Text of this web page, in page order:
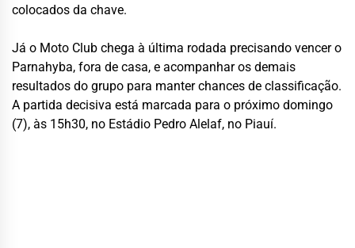
colocados da chave.
Já o Moto Club chega à última rodada precisando vencer o
Parnahyba, fora de casa, e acompanhar os demais
resultados do grupo para manter chances de classificação.
A partida decisiva está marcada para o próximo domingo
(7), às 15h30, no Estádio Pedro Alelaf, no Piauí.